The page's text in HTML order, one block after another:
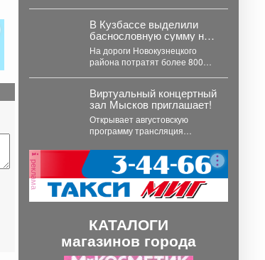
грибного сезона. Как...
В Кузбассе выделили
баснословную сумму на
вечную проблему: 826
млн на ремонт
На дороги Новокузнецкого
района потратят более 800
Виртуальный концертный
зал Мысков приглашает!
Открывает августовскую
программу трансляция
любимое и родное» - знаковые
хиты отечественной
киномузыки и...
реклама
КАТАЛОГИ
магазинов города